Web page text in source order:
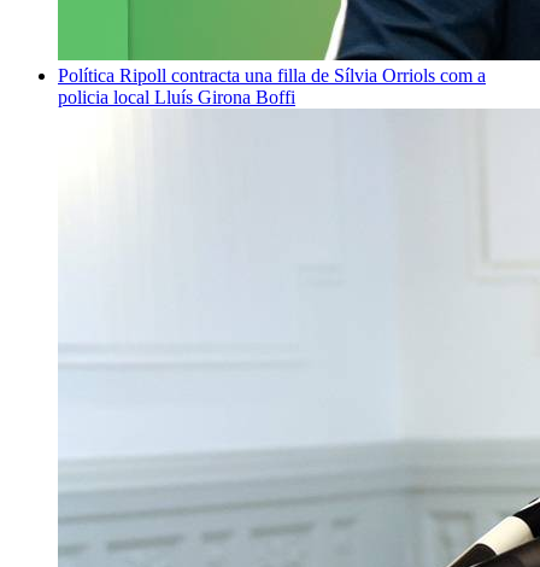
Política Ripoll contracta una filla de Sílvia Orriols com a
policia local Lluís Girona Boffi